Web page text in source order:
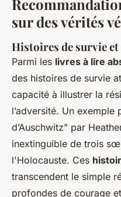
sur des vérités
Histoires de survie
Parmi les livres à lire
des histoires de survie
capacité à illustrer la
l’adversité. Un
d’Auschwitz" par
inextinguible de trois
l'Holocauste. Ces
transcendent le simple
profondes de courage